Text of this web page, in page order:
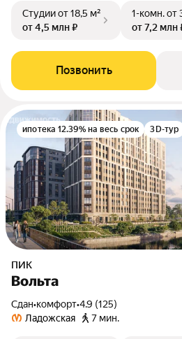
Студииот 18,5 м²
от 4,5 млн ₽
1-комн.от
от 7,2 млн
Позвонить
ипотека 12.39% на весь срок 3D-тур
ПИК
Вольта
Сдан•комфорт•4.9 (125)
Ладожская
7 мин.